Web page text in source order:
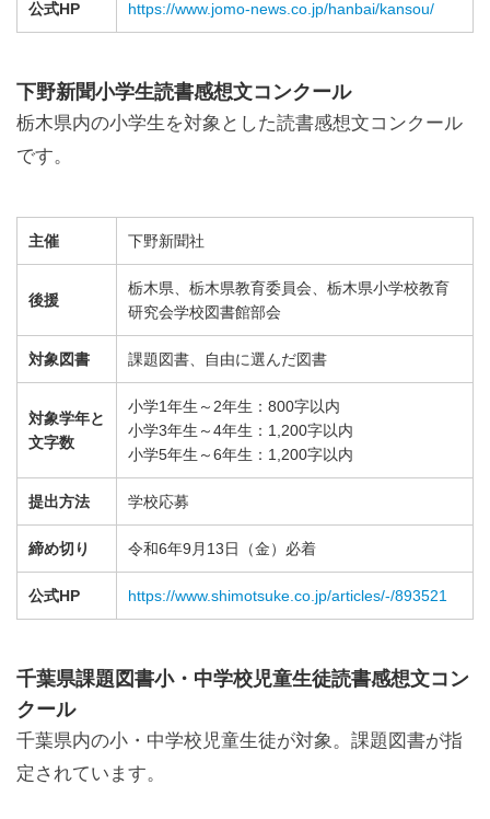
公式HP https://www.jomo-news.co.jp/hanbai/kansou/
下野新聞小学生読書感想文コンクール
栃木県内の小学生を対象とした読書感想文コンクール
です。
主催 下野新聞社
後援
栃木県、栃木県教育委員会、栃木県小学校教育
研究会学校図書館部会
対象図書 課題図書、自由に選んだ図書
対象学年と
文字数
小学1年生～2年生：800字以内
小学3年生～4年生：1,200字以内
小学5年生～6年生：1,200字以内
提出方法 学校応募
締め切り 令和6年9月13日（金）必着
公式HP https://www.shimotsuke.co.jp/articles/-/893521
千葉県課題図書小・中学校児童生徒読書感想文コン
クール
千葉県内の小・中学校児童生徒が対象。課題図書が指
定されています。